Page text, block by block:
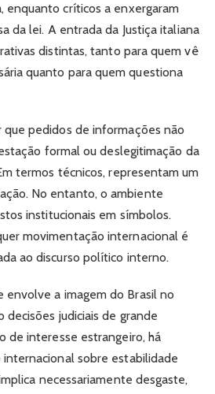
enquanto críticos a enxergaram
da lei. A entrada da Justiça italiana
distintas, tanto para quem vê
quanto para quem questiona
pedidos de informações não
formal ou deslegitimação da
termos técnicos, representam um
No entanto, o ambiente
institucionais em símbolos.
movimentação internacional é
ao discurso político interno.
a imagem do Brasil no
decisões judiciais de grande
de interesse estrangeiro, há
sobre estabilidade
necessariamente desgaste,